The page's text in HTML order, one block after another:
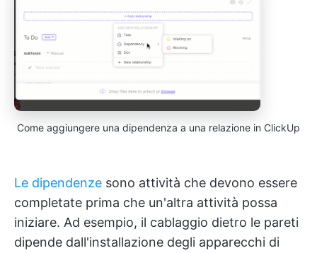
Come aggiungere una dipendenza a una relazione in ClickUp
Le dipendenze sono attività che devono essere
completate prima che un'altra attività possa
iniziare. Ad esempio, il cablaggio dietro le pareti
dipende dall'installazione degli apparecchi di